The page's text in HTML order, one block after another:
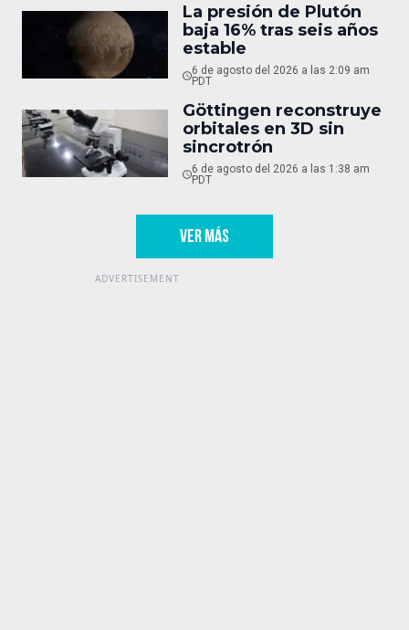
La presión de Plutón
baja 16% tras seis años
estable
6 de agosto del 2026 a las 2:09 am
PDT
Göttingen reconstruye
orbitales en 3D sin
sincrotrón
6 de agosto del 2026 a las 1:38 am
PDT
VER MÁS